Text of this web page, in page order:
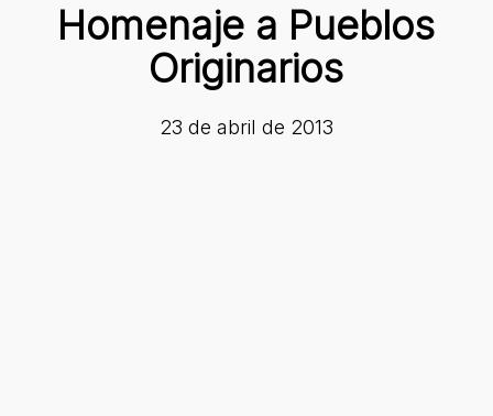
Homenaje a Pueblos
Originarios
23 de abril de 2013